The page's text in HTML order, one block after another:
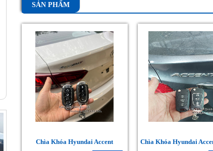
SẢN PHẨM
Chìa Khóa Hyundai Accent